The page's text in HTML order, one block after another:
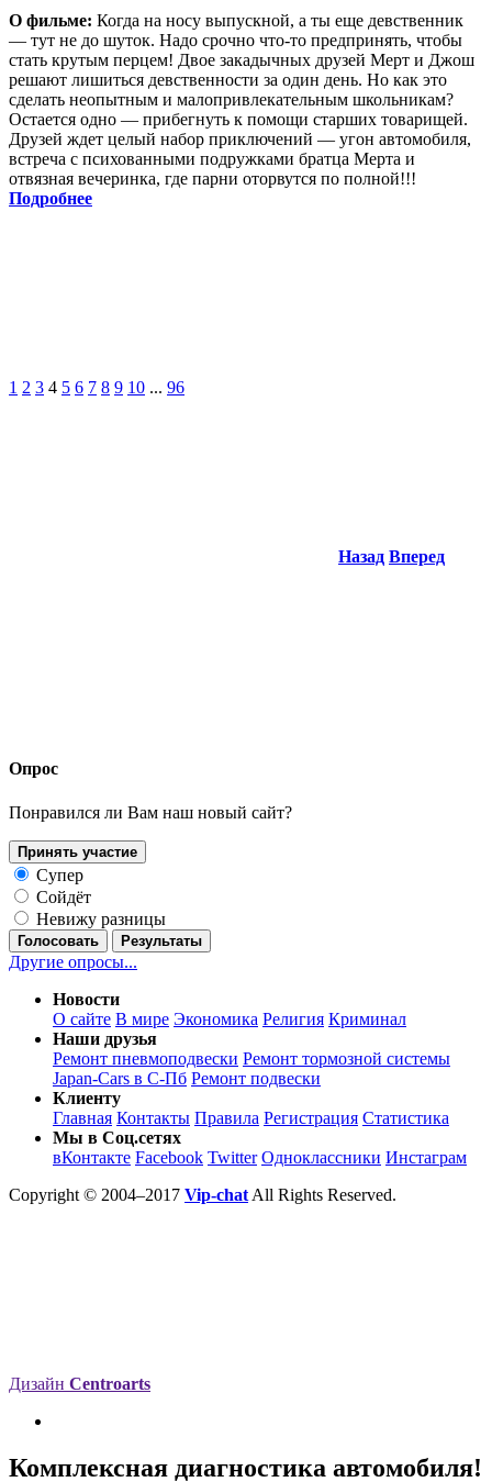
О фильме: Когда на носу выпускной, а ты еще девственник
— тут не до шуток. Надо срочно что-то предпринять, чтобы
стать крутым перцем! Двое закадычных друзей Мерт и Джош
решают лишиться девственности за один день. Но как это
сделать неопытным и малопривлекательным школьникам?
Остается одно — прибегнуть к помощи старших товарищей.
Друзей ждет целый набор приключений — угон автомобиля,
встреча с психованными подружками братца Мерта и
отвязная вечеринка, где парни оторвутся по полной!!!
Подробнее
1 2 3 4 5 6 7 8 9 10 ... 96
Назад Вперед
Опрос
Понравился ли Вам наш новый сайт?
Принять участие
Супер
Сойдёт
Невижу разницы
Голосовать Результаты
Другие опросы...
Новости
О сайте В мире Экономика Религия Криминал
Наши друзья
Ремонт пневмоподвески Ремонт тормозной системы
Japan-Cars в С-Пб Ремонт подвески
Клиенту
Главная Контакты Правила Регистрация Статистика
Мы в Соц.сетях
вКонтакте Facebook Twitter Одноклассники Инстаграм
Copyright © 2004–2017 Vip-chat All Rights Reserved.
Дизайн Centroarts
Комплексная диагностика автомобиля!